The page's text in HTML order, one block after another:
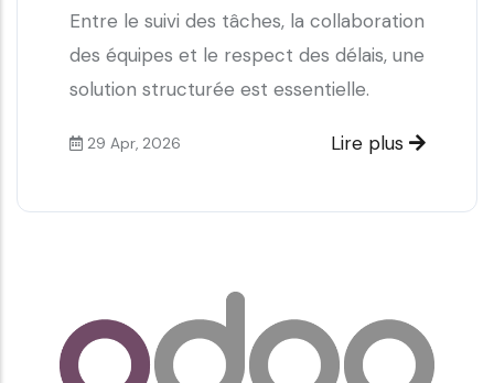
Entre le suivi des tâches, la collaboration
des équipes et le respect des délais, une
solution structurée est essentielle.
29 Apr, 2026 Lire plus